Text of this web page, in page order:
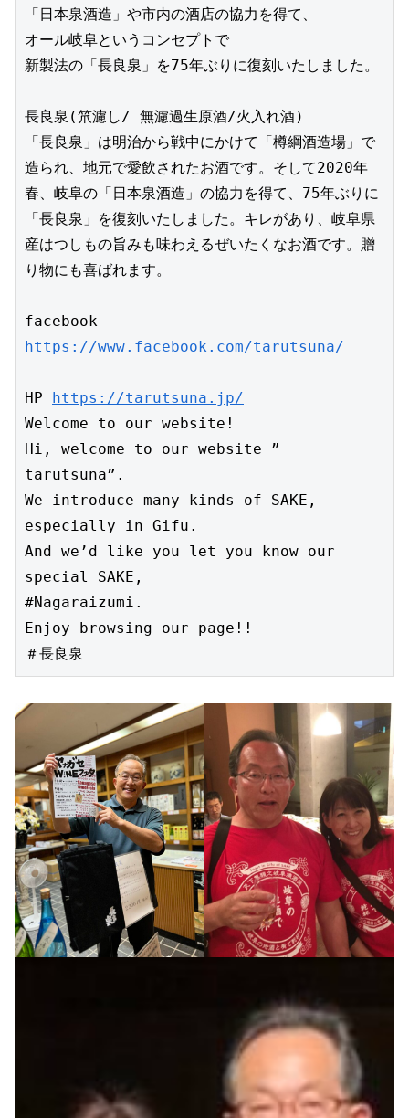
「日本泉酒造」や市内の酒店の協力を得て、
オール岐阜というコンセプトで
新製法の「長良泉」を75年ぶりに復刻いたしました。
長良泉(笊濾し/ 無濾過生原酒/火入れ酒)
「長良泉」は明治から戦中にかけて「樽綱酒造場」で
造られ、地元で愛飲されたお酒です。そして2020年
春、岐阜の「日本泉酒造」の協力を得て、75年ぶりに
「長良泉」を復刻いたしました。キレがあり、岐阜県
産はつしもの旨みも味わえるぜいたくなお酒です。贈
り物にも喜ばれます。
facebook
https://www.facebook.com/tarutsuna/
HP
https://tarutsuna.jp/
Welcome to our website!
Hi, welcome to our website ”
tarutsuna”.
We introduce many kinds of SAKE,
especially in Gifu.
And we’d like you let you know our
special SAKE,
#Nagaraizumi.
Enjoy browsing our page!!